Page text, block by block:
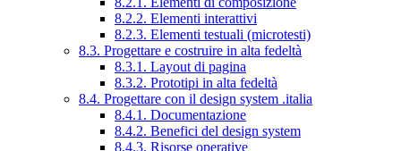
8.2.2. Elementi interattivi
8.2.3. Elementi testuali (microtesti)
8.3. Progettare e costruire in alta fedeltà
8.3.1. Layout di pagina
8.3.2. Prototipi in alta fedeltà
8.4. Progettare con il design system .italia
8.4.1. Documentazione
8.4.2. Benefici del design system
8.4.3. Risorse operative